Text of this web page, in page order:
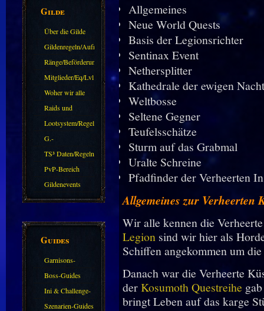
Gilde
Über die Gilde
(DAW)
Gildenregeln/Aufnahme
Ränge/Beförderungen
Mitglieder/Eq/Lvl
Woher wir alle
kommen.
Raids und
Zubehör
Lootsystem/Regeln
G.-
Sparkasse/Goldleihen
TS³ Daten/Regeln
PvP-Bereich
Gildenevents
Guides
Garnisons-
Guides
Boss-Guides
Ini & Challenge-
Guides
Szenarien-Guides
Allgemeines
Neue World Quests
Basis der Legionsrichter
Sentinax Event
Nethersplitter
Kathedrale der ewigen Nacht
Weltbosse
Seltene Gegner
Teufelsschätze
Sturm auf das Grabmal
Uralte Schreine
Pfadfinder der Verheerten
Allgemeines zur Verheerten
Wir alle kennen die
Legionsind wir hier als
Schiffen angekommen um
Danach war die Verheerte
derKosumoth Questreihe
bringt Leben auf das karge